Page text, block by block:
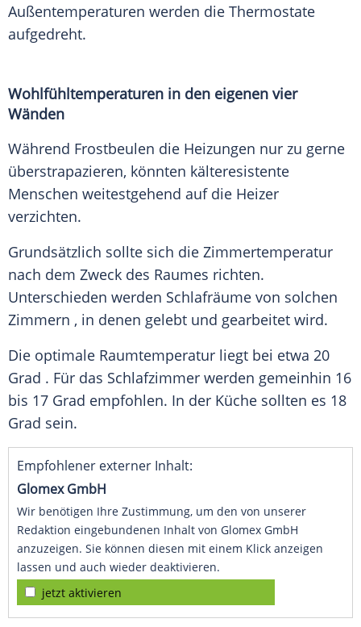
Außentemperaturen werden die Thermostate
aufgedreht.
Wohlfühltemperaturen in den eigenen vier
Wänden
Während Frostbeulen die Heizungen nur zu gerne
überstrapazieren, könnten kälteresistente
Menschen weitestgehend auf die Heizer
verzichten.
Grundsätzlich sollte sich die Zimmertemperatur
nach dem Zweck des Raumes richten.
Unterschieden werden Schlafräume von solchen
Zimmern , in denen gelebt und gearbeitet wird.
Die optimale Raumtemperatur liegt bei etwa 20
Grad . Für das Schlafzimmer werden gemeinhin 16
bis 17 Grad empfohlen. In der Küche sollten es 18
Grad sein.
Empfohlener externer Inhalt:
Glomex GmbH
Wir benötigen Ihre Zustimmung, um den von unserer
Redaktion eingebundenen Inhalt von Glomex GmbH
anzuzeigen. Sie können diesen mit einem Klick anzeigen
lassen und auch wieder deaktivieren.
jetzt aktivieren